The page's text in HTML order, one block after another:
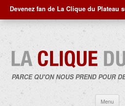
Devenez fan de La Clique du Plateau
PARCE QU'ON NOUS PREND POUR
Menu